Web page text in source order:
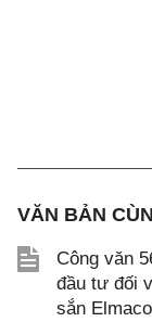
VĂN BẢN
Công văn
đầu tư đối
sắn